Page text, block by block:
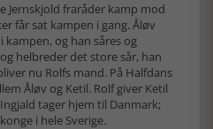
Jernskjold fraråder kamp mod
får sat kampen i gang. Åløv
og han såres og
helbreder det store sår, han
nu Rolfs mand. På Halfdans
Åløv og Ketil. Rolf giver Ketil
tager hjem til Danmark;
i hele Sverige.